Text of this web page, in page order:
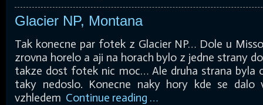
Glacier NP, Montana
Tak konecne par fotek z Glacier NP… Dole u
zrovna horelo a aji na horach bylo z jedne strany
takze dost fotek nic moc… Ale druha strana byla
taky nedoslo. Konecne naky hory kde se dalo
vzhledem Continue reading …